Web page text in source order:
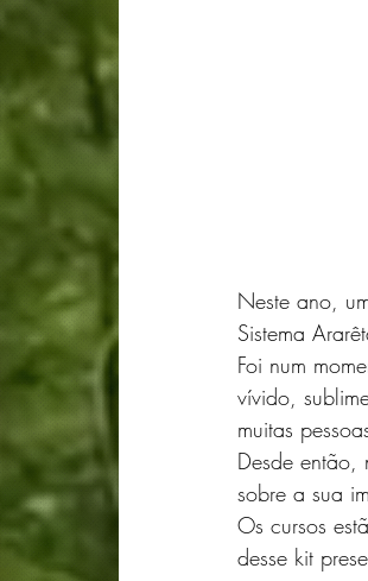
Neste ano,
Sistema
Foi num
vívido,
muitas
Desde então,
sobre a sua
Os cursos
desse kit